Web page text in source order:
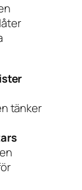
tänker